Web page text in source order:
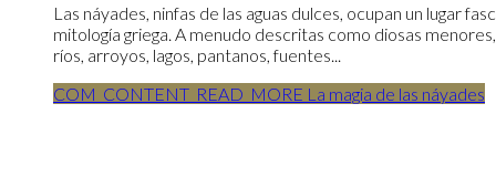
Las náyades, ninfas de las aguas dulces, ocupan un lugar
mitología griega. A menudo descritas como diosas
ríos, arroyos, lagos, pantanos, fuentes...
COM_CONTENT_READ_MORE La magia de las náyades